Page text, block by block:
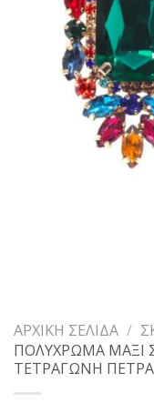
ΑΡΧΙΚΉ ΣΕΛΊΔΑ /
ΠΟΛΥΧΡΩΜΑ ΜΑΞΙ
ΤΕΤΡΑΓΩΝΗ ΠΕΤΡΑ